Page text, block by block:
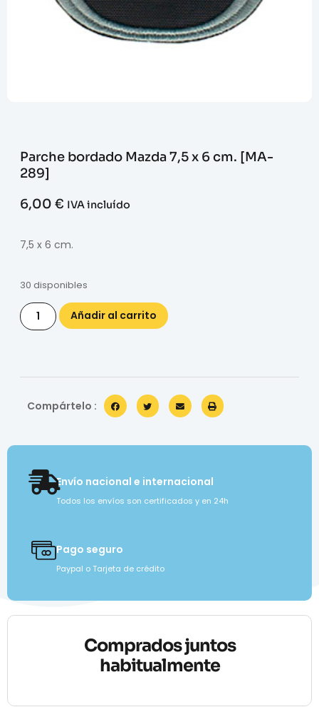
Parche bordado Mazda 7,5 x 6 cm. [MA-
289]
6,00 € IVA incluído
7,5 x 6 cm.
30 disponibles
Añadir al carrito
Compártelo :
Envío nacional e internacional
Todos los envíos son certificados y en 24h
Pago seguro
Paypal o Tarjeta de crédito
Comprados juntos
habitualmente